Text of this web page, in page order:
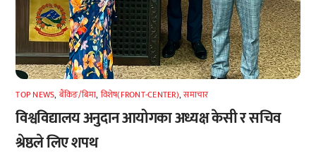
TOP NEWS, बैंकिङ/बिमा, विशेष(FRONT-CENTER),समाचार
विश्वविद्यालय अनुदान आयोगका अध्यक्ष केसी र सचिव
श्रेष्ठले लिए शपथ